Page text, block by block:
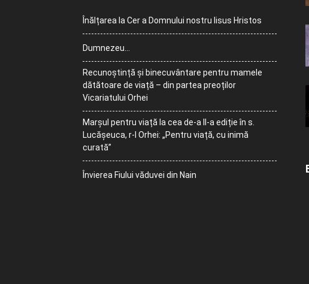
Înălțarea la Cer a Domnului nostru Iisus Hristos
Dumnezeu…
Recunoștință și binecuvântare pentru mamele
dătătoare de viață – din partea preoților
Vicariatului Orhei
Marșul pentru viață la cea de-a II-a ediție în s.
Lucășeuca, r-l Orhei: „Pentru viață, cu inimă
curată”
Învierea Fiului văduvei din Nain